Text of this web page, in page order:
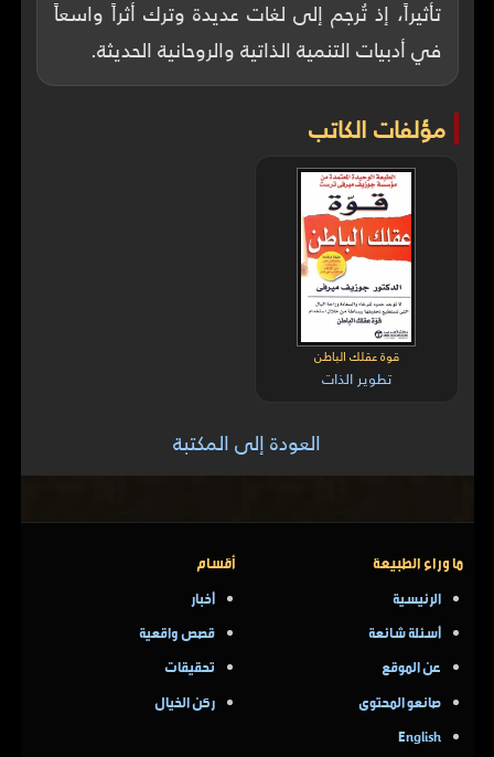
تأثيراً، إذ تُرجم إلى لغات عديدة وترك أثراً واسعاً
في أدبيات التنمية الذاتية والروحانية الحديثة.
مؤلفات الكاتب
قوة عقلك الباطن
تطوير الذات
العودة إلى المكتبة
ما وراء الطبيعة
الرئيسية
أسئلة شائعة
عن الموقع
صانعو المحتوى
English
أقسام
أخبار
قصص واقعية
تحقيقات
ركن الخيال